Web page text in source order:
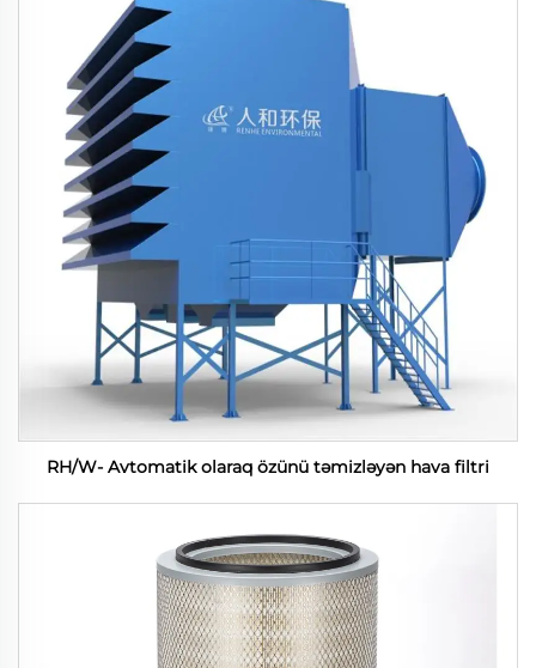
RH/W- Avtomatik olaraq özünü təmizləyən hava filtri